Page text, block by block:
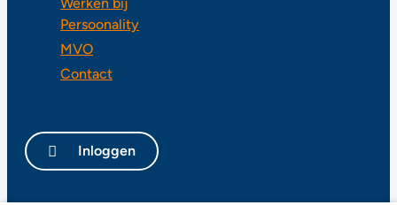
Werken bij
Persoonality
MVO
Contact
Inloggen